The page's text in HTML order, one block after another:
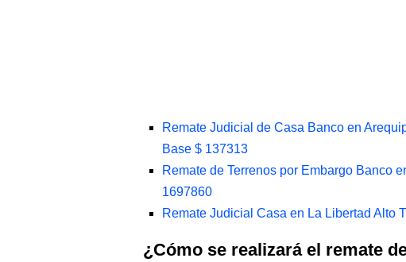
Remate Judicial de Casa Banco en
Base $ 137313
Remate de Terrenos por Embargo Banco
1697860
Remate Judicial Casa en La Libertad Alto
¿Cómo se realizará el remate